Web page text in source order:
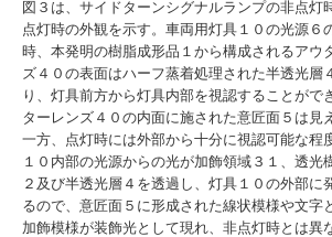
図３は、サイドターンシグナルランプの非点灯
点灯時の外観を示す。車両用灯具１０の光源６
時、本発明の樹脂成形品１から構成されるアウ
ズ４０の表面はハーフ蒸着処理された半透光層
り、灯具前方から灯具内部を視認することがで
ターレンズ４０の内面に施された意匠面５は見
一方、点灯時には外部から十分に視認可能な程
１０内部の光源からの光が加飾領域３１、透光
２及び半透光層４を透過し、灯具１０の外部に
るので、意匠面５に形成された線状模様や文字
加飾模様が装飾光として現れ、非点灯時とは異